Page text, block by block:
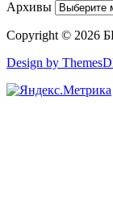
Архивы
Copyright ©
Design by